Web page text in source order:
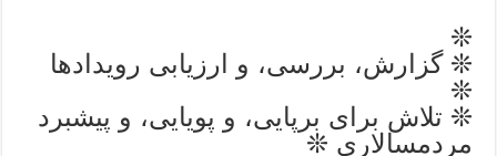
❊
❊ گزارش، بررسی، و ارزیابی رویدادها
❊
❊ تلاش برای برپایی، و پویایی، و پیشبرد
مردمسالاری ❊